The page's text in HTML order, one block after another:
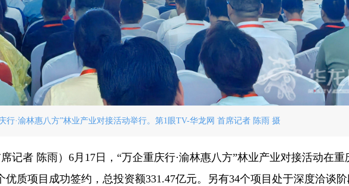
行·渝林惠八方”林业产业对接活动举行。第1眼TV-华龙网 首席记者 陈雨 摄
记者 陈雨）6月17日，“万企重庆行·渝林惠八方”林业产业对接活动在重
优质项目成功签约，总投资额331.47亿元。另有34个项目处于深度洽谈